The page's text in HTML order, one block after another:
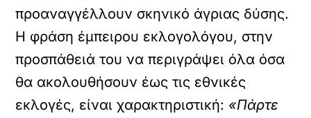
προαναγγέλλουν σκηνικό άγριας δύσης.
Η φράση έμπειρου εκλογολόγου, στην
προσπάθειά του να περιγράψει όλα όσα
θα ακολουθήσουν έως τις εθνικές
εκλογές, είναι χαρακτηριστική: «Πάρτε